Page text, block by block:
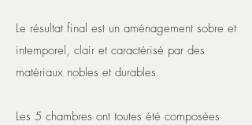
Le résultat final est un aménagement sobre et
intemporel, clair et caractérisé par des
matériaux nobles et durables.
Les 5 chambres ont toutes été composées